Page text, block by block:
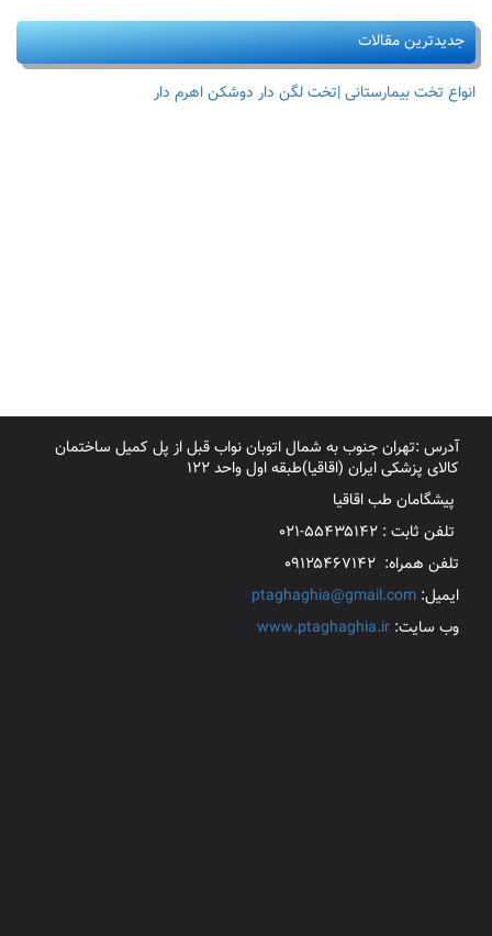
جدیدترین مقالات
انواع تخت بیمارستانی |تخت لگن دار دوشکن اهرم دار
آدرس :تهران جنوب به شمال اتوبان نواب قبل از پل کمیل ساختمان
کالای پزشکی ایران (اقاقیا)طبقه اول واحد ۱۲۲
پیشگامان طب اقاقیا
تلفن ثابت : ۵۵۴۳۵۱۴۲-۰۲۱
تلفن همراه: ۰۹۱۲۵۴۶۷۱۴۲
ایمیل: ptaghaghia@gmail.com
وب سایت: www.ptaghaghia.ir